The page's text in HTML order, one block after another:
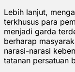
Lebih lanjut,
terkhusus para
menjadi garda
berharap
narasi-narasi
tatanan persatuan